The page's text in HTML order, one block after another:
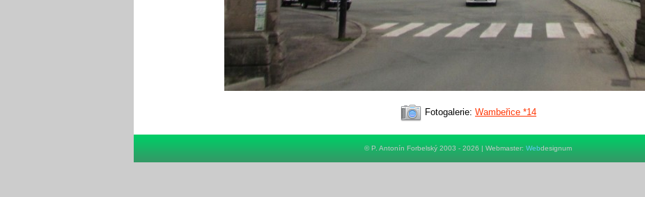
Fotogalerie: Wambeřice *14
© P. Antonín Forbelský 2003 - 2026 | Webmaster: Webdesignum